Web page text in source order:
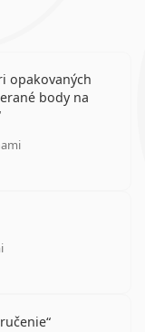
opakovaných
body na